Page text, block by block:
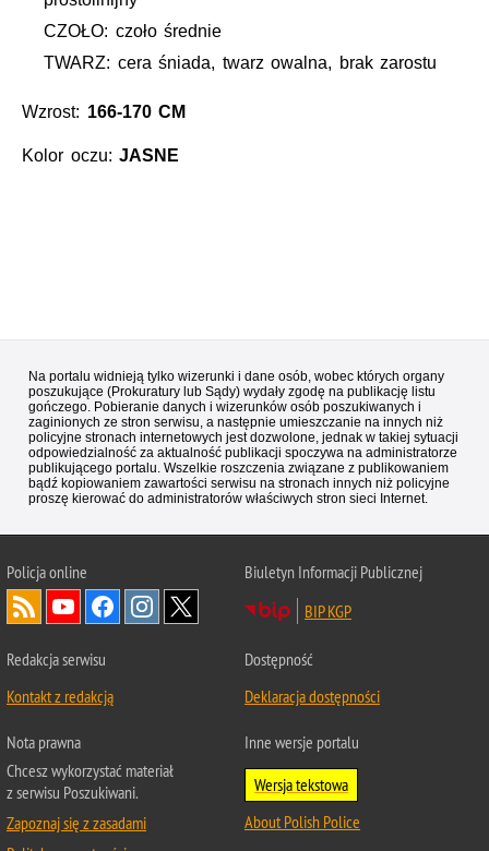
CZOŁO: czoło średnie
TWARZ: cera śniada, twarz owalna, brak zarostu
Wzrost: 166-170 CM
Kolor oczu:JASNE
Na portalu widnieją tylko wizerunki i dane osób, wobec których organy
poszukujące (Prokuratury lub Sądy) wydały zgodę na publikację listu
gończego. Pobieranie danych i wizerunków osób poszukiwanych i
zaginionych ze stron serwisu, a następnie umieszczanie na innych niż
policyjne stronach internetowych jest dozwolone, jednak w takiej sytuacji
odpowiedzialność za aktualność publikacji spoczywa na administratorze
publikującego portalu. Wszelkie roszczenia związane z publikowaniem
bądź kopiowaniem zawartości serwisu na stronach innych niż policyjne
proszę kierować do administratorów właściwych stron sieci Internet.
Policjaonline
Biuletyn Informacji Publicznej
BIP KGP
Redakcja serwisu
Kontakt z redakcją
Dostępność
Deklaracja dostępności
Nota prawna
Chcesz wykorzystać materiał
z serwisu Poszukiwani.
Zapoznaj się z zasadami
Inne wersje portalu
Wersja tekstowa
About Polish Police